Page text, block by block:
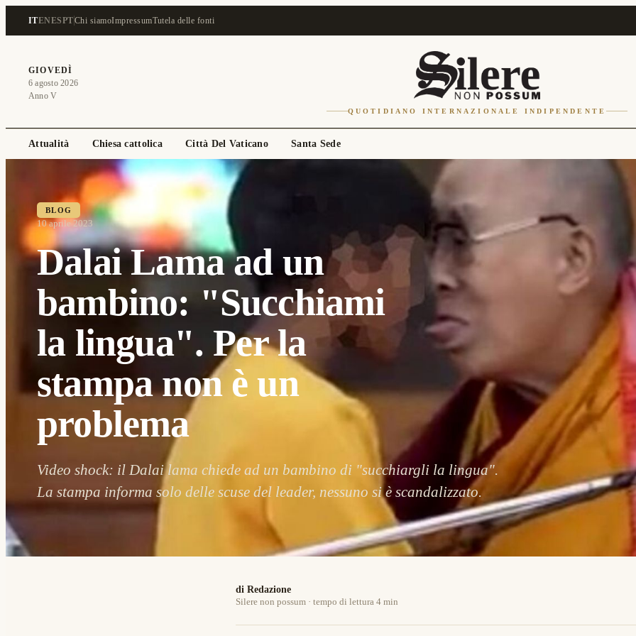
ITENESPTChi siamoImpressumTutela delle fonti
GIOVEDÌ
6 agosto 2026
Anno V
QUOTIDIANO INTERNAZIONALE INDIPENDENTE
Attualità Chiesa cattolica Città Del Vaticano Santa Sede
BLOG
10 aprile 2023
Dalai Lama ad un
bambino: "Succhiami
la lingua". Per la
stampa non è un
problema
Video shock: il Dalai lama chiede ad un bambino di "succhiargli la lingua".
La stampa informa solo delle scuse del leader, nessuno si è scandalizzato.
di Redazione
Silere non possum · tempo di lettura 4 min